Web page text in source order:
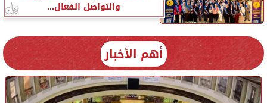
والتواصل الفعال...
أهم الأخبار